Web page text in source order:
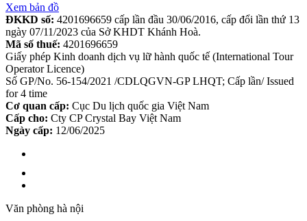
Xem bản đồ
ĐKKD số: 4201696659 cấp lần đầu 30/06/2016, cấp đổi lần thứ 13
ngày 07/11/2023 của Sở KHDT Khánh Hoà.
Mã số thuế: 4201696659
Giấy phép Kinh doanh dịch vụ lữ hành quốc tế (International Tour
Operator Licence)
Số GP/No. 56-154/2021 /CDLQGVN-GP LHQT; Cấp lần/ Issued
for 4 time
Cơ quan cấp: Cục Du lịch quốc gia Việt Nam
Cấp cho: Cty CP Crystal Bay Việt Nam
Ngày cấp: 12/06/2025
Văn phòng hà nội